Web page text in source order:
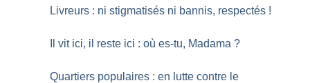
Livreurs : ni stigmatisés ni bannis, respectés !
Il vit ici, il reste ici : où es-tu, Madama ?
Quartiers populaires : en lutte contre le